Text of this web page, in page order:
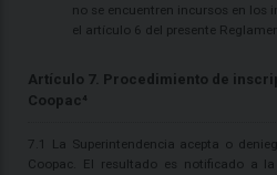
no se encuentren incursos en los
el artículo 6 del presente
Artículo 7. Procedimiento de
Coopac⁴
7.1 La Superintendencia acepta o
Coopac. El resultado es notificado a